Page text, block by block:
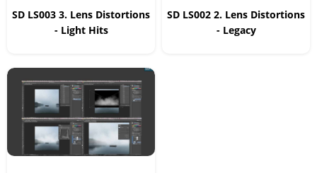
SD LS003 3. Lens Distortions
- Light Hits
SD LS002 2. Lens Distortions
- Legacy